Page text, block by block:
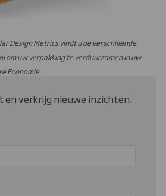
Design Metrics vindt u de verschillende
om uw verpakking te verduurzamen in uw
Economie.
en verkrijg nieuwe inzichten.